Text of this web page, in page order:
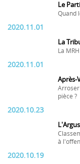
Le
Quand
2020.11.01
La
La
2020.11.01
Après-
pièce ?
2020.10.23
à
2020.10.19